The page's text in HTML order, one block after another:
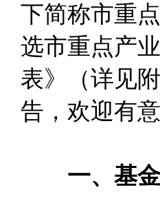
下简称市重
选市重点产
表》（详见
告，欢迎有
一、基金